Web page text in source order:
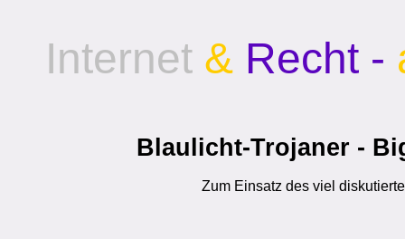
Internet & Recht -
Blaulicht-Trojaner -
Zum Einsatz des viel